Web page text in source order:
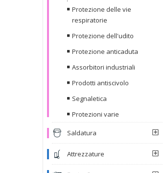
Protezione delle vie
respiratorie
Protezione dell'udito
Protezione anticaduta
Assorbitori industriali
Prodotti antiscivolo
Segnaletica
Protezioni varie
Saldatura
Attrezzature